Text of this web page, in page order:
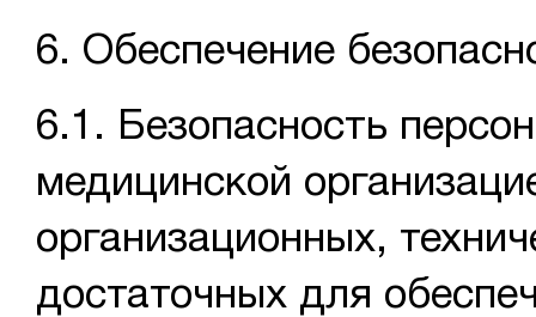
6. Обеспечение
6.1. Безопасность
медицинской
организационных,
достаточных для